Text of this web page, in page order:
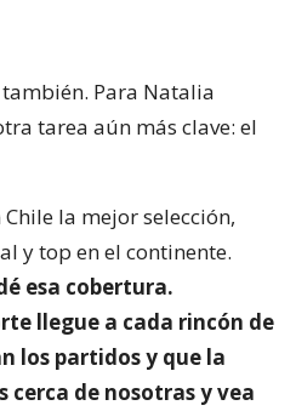
Para Natalia
tarea aún más clave: el
la mejor selección,
y top en el continente.
esa cobertura.
llegue a cada rincón de
los partidos y que la
cerca de nosotras y vea